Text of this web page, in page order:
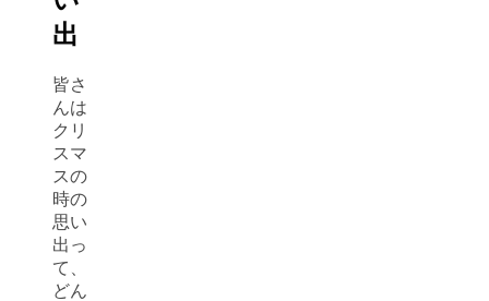
出
皆さ
んは
クリ
スマ
スの
時の
思い
出っ
て、
どん